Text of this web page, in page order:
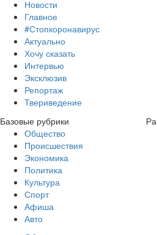
Новости
Главное
#Стопкоронавирус
Актуально
Хочу сказать
Интервью
Эксклюзив
Репортаж
Твериведение
Базовые рубрики
Общество
Происшествия
Экономика
Политика
Культура
Спорт
Афиша
Авто